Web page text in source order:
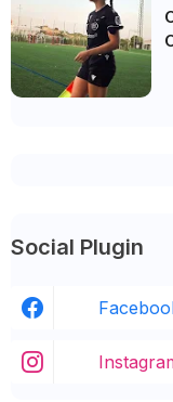
Social Plugin